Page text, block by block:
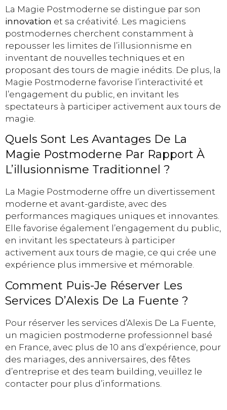
La Magie Postmoderne se distingue par son
innovation et sa créativité. Les magiciens
postmodernes cherchent constamment à
repousser les limites de l’illusionnisme en
inventant de nouvelles techniques et en
proposant des tours de magie inédits. De plus, la
Magie Postmoderne favorise l’interactivité et
l’engagement du public, en invitant les
spectateurs à participer activement aux tours de
magie.
Quels Sont Les Avantages De La
Magie Postmoderne Par Rapport À
L’illusionnisme Traditionnel ?
La Magie Postmoderne offre un divertissement
moderne et avant-gardiste, avec des
performances magiques uniques et innovantes.
Elle favorise également l’engagement du public,
en invitant les spectateurs à participer
activement aux tours de magie, ce qui crée une
expérience plus immersive et mémorable.
Comment Puis-Je Réserver Les
Services D’Alexis De La Fuente ?
Pour réserver les services d’Alexis De La Fuente,
un magicien postmoderne professionnel basé
en France, avec plus de 10 ans d’expérience, pour
des mariages, des anniversaires, des fêtes
d’entreprise et des team building, veuillez le
contacter pour plus d’informations.